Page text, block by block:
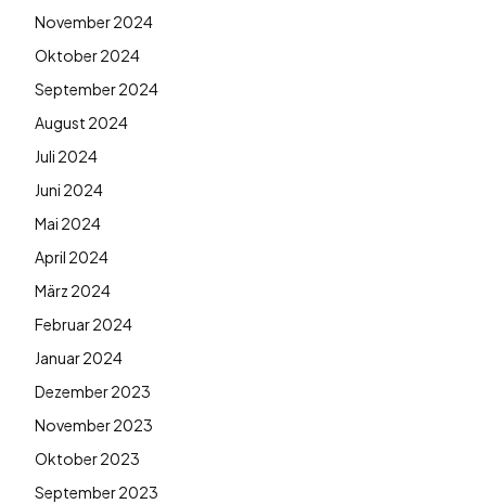
November 2024
Oktober 2024
September 2024
August 2024
Juli 2024
Juni 2024
Mai 2024
April 2024
März 2024
Februar 2024
Januar 2024
Dezember 2023
November 2023
Oktober 2023
September 2023